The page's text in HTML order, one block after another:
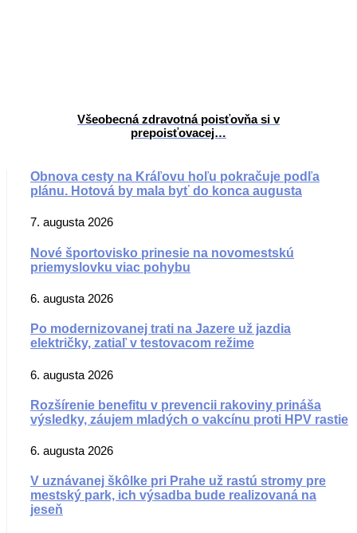
Všeobecná zdravotná poisťovňa si v
prepoisťovacej…
Obnova cesty na Kráľovu hoľu pokračuje podľa
plánu. Hotová by mala byť do konca augusta
7. augusta 2026
Nové športovisko prinesie na novomestskú
priemyslovku viac pohybu
6. augusta 2026
Po modernizovanej trati na Jazere už jazdia
električky, zatiaľ v testovacom režime
6. augusta 2026
Rozšírenie benefitu v prevencii rakoviny prináša
výsledky, záujem mladých o vakcínu proti HPV rastie
6. augusta 2026
V uznávanej škôlke pri Prahe už rastú stromy pre
mestský park, ich výsadba bude realizovaná na
jeseň